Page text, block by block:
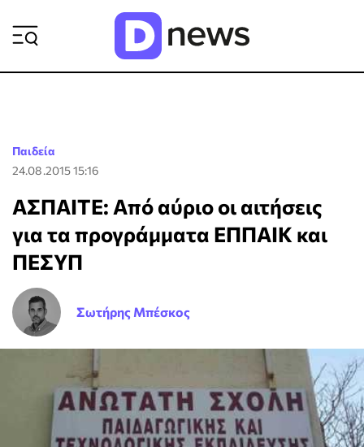
Παιδεία
24.08.2015 15:16
ΑΣΠΑΙΤΕ: Από αύριο οι αιτήσεις
για τα προγράμματα ΕΠΠΑΙΚ και
ΠΕΣΥΠ
Σωτήρης Μπέσκος